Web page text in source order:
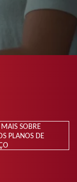
SOBRE
PLANOS DE